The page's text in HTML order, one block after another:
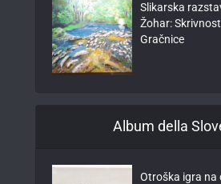
Slikarska
Žohar:
Gračnice
Album della
Otroška igra na